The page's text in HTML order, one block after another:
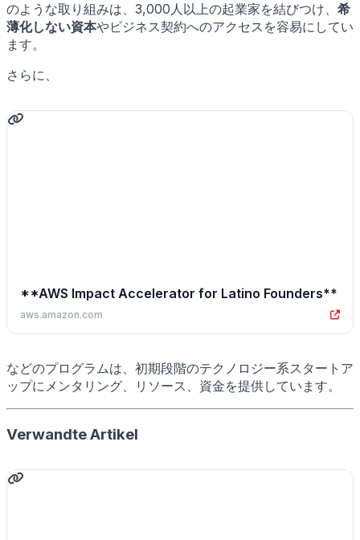
のような取り組みは、3,000人以上の起業家を結びつけ、 希
薄化しない資本やビジネス契約へのアクセスを容易にしてい
ます。
さらに、
**AWS Impact Accelerator for Latino Founders**
aws.amazon.com
などのプログラムは、初期段階のテクノロジー系スタートア
ップにメンタリング、リソース、資金を提供しています。
Verwandte Artikel